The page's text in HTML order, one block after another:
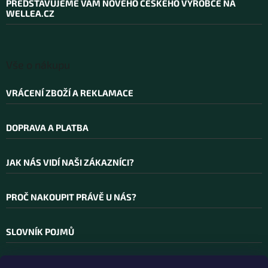
PŘEDSTAVUJEME VÁM NOVÉHO ČESKÉHO VÝROBCE NA
WELLEA.CZ
VRÁCENÍ ZBOŽÍ A REKLAMACE
DOPRAVA A PLATBA
JAK NÁS VIDÍ NAŠI ZÁKAZNÍCI?
PROČ NAKOUPIT PRÁVĚ U NÁS?
SLOVNÍK POJMŮ